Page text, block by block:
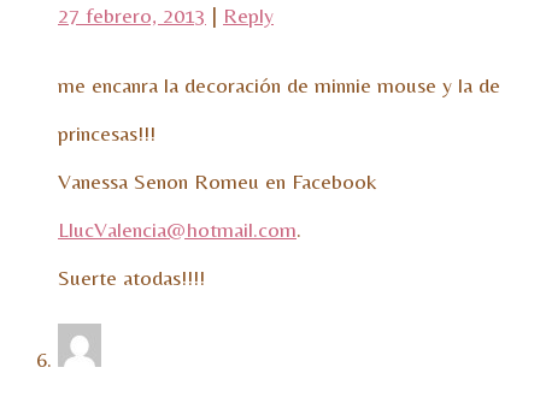
27 febrero, 2013 | Reply
me encanra la decoración de minnie mouse y la de
princesas!!!
Vanessa Senon Romeu en Facebook
LlucValencia@hotmail.com.
Suerte atodas!!!!